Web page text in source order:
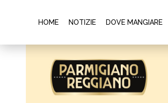
HOME NOTIZIE DOVE MANGIARE